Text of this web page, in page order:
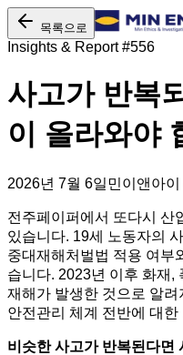
목록으로
Insights & Report #556
사고가 반복
이 올라와야
2026년 7월 6일민이앤아
전주페이퍼에서 또다시 산
있습니다. 19세 노동자의
중대재해처벌법 적용 여부
습니다. 2023년 이후 화재,
재해가 발생한 것으로 알
안전관리 체계 전반에 대
비슷한 사고가 반복된다면